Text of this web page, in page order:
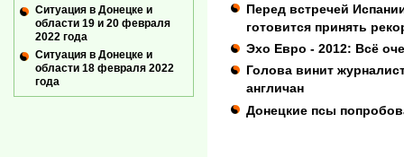
Перед встречей
готовится принять
Эхо Евро - 2012: Всё
Голова винит
англичан
Донецкие псы
Ситуация в Донецке и
области 19 и 20 февраля
2022 года
Ситуация в Донецке и
области 18 февраля 2022
года